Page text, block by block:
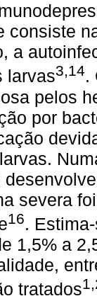
consiste
a
larvas3,14.
pelos
por
severa
16.
1,5% a
tratados